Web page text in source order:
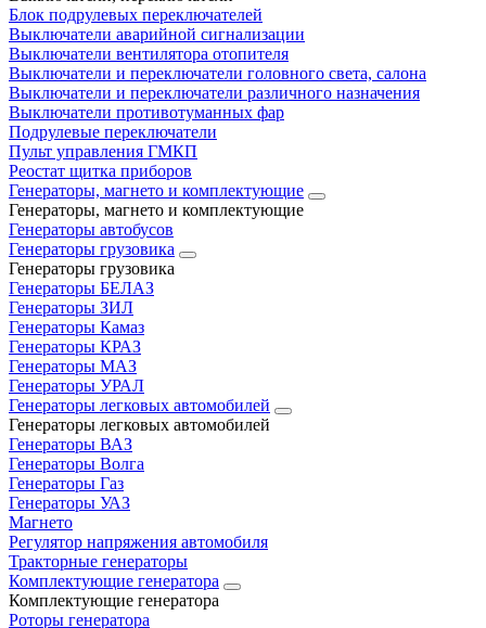
Блок подрулевых переключателей
Выключатели аварийной сигнализации
Выключатели вентилятора отопителя
Выключатели и переключатели головного света, салона
Выключатели и переключатели различного назначения
Выключатели противотуманных фар
Подрулевые переключатели
Пульт управления ГМКП
Реостат щитка приборов
Генераторы, магнето и комплектующие
Генераторы, магнето и комплектующие
Генераторы автобусов
Генераторы грузовика
Генераторы грузовика
Генераторы БЕЛАЗ
Генераторы ЗИЛ
Генераторы Камаз
Генераторы КРАЗ
Генераторы МАЗ
Генераторы УРАЛ
Генераторы легковых автомобилей
Генераторы легковых автомобилей
Генераторы ВАЗ
Генераторы Волга
Генераторы Газ
Генераторы УАЗ
Магнето
Регулятор напряжения автомобиля
Тракторные генераторы
Комплектующие генератора
Комплектующие генератора
Роторы генератора